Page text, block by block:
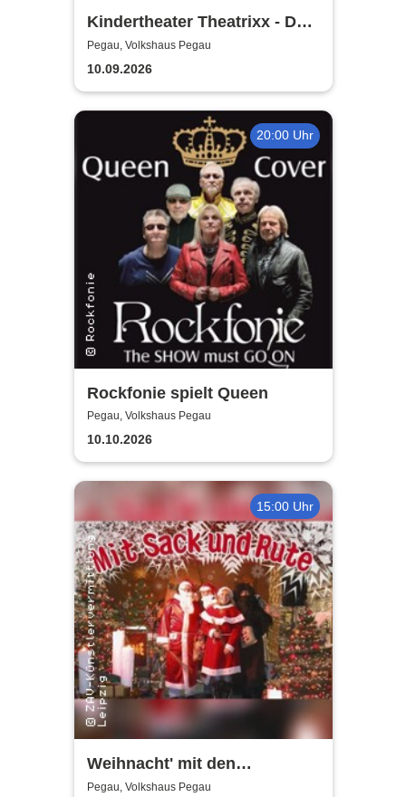
Kindertheater Theatrixx - Das
Neinhorn und der Geburtstag
Pegau, Volkshaus Pegau
10.09.2026
20:00 Uhr
Rockfonie spielt Queen
Pegau, Volkshaus Pegau
10.10.2026
15:00 Uhr
Weihnacht' mit den
Holzhäuser Spatzen - Mit
Pegau, Volkshaus Pegau